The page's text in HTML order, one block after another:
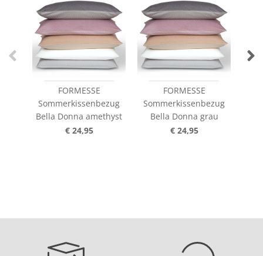
FORMESSE
Sommerkissenbezug
Bella Donna amethyst
€ 24,95
FORMESSE
Sommerkissenbezug
Bella Donna grau
€ 24,95